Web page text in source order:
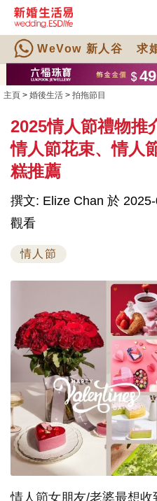
WeVow 新人谷 求
主頁 > 婚後生活 > 拍拖節目
2025情人節禮物推
情人節花束、情人
糕推薦
撰文: Elize Chan 於
觀看
情人節
情人節女朋友/老婆最想